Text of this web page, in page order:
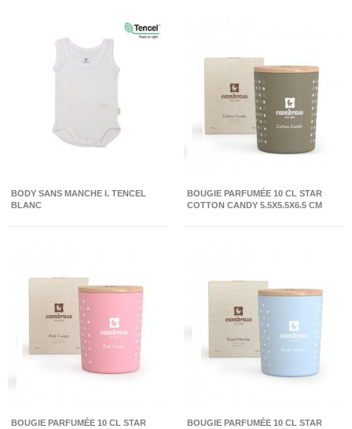
BODY SANS MANCHE I. TENCEL
BLANC
BOUGIE PARFUMÉE 10 CL STAR
COTTON CANDY 5.5X5.5X6.5 CM
BOUGIE PARFUMÉE 10 CL STAR
BOUGIE PARFUMÉE 10 CL STAR